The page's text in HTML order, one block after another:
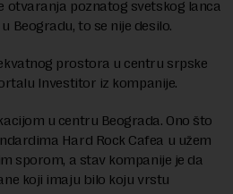
otvaranja poznatog svetskog lanca
Beogradu, to se nije desilo.
prostora u centru srpske
Investitor iz kompanije.
u centru Beograda. Ono što
Hard Rock Cafea u užem
sporom, a stav kompanije je da
koji imaju bilo koju vrstu